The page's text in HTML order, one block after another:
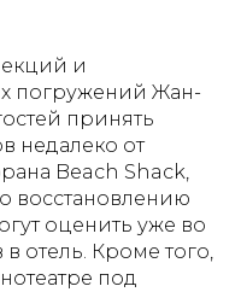
и
погружений Жан-
принять
недалеко от
Beach Shack,
восстановлению
оценить уже во
отель. Кроме того,
под